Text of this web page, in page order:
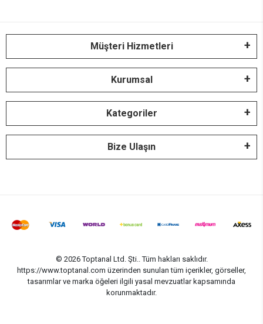
Müşteri Hizmetleri
Kurumsal
Kategoriler
Bize Ulaşın
© 2026 Toptanal Ltd. Şti.. Tüm hakları saklıdır.
https://www.toptanal.com üzerinden sunulan tüm içerikler, görseller,
tasarımlar ve marka öğeleri ilgili yasal mevzuatlar kapsamında
korunmaktadır.